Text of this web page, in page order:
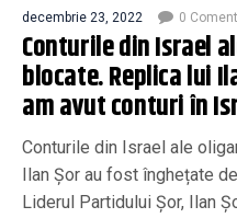
decembrie 23, 2022 0
Conturile din Israel
blocate. Replica lui
am avut conturi în
Conturile din Israel ale
Ilan Șor au fost înghețate
Liderul Partidului Șor, Ilan